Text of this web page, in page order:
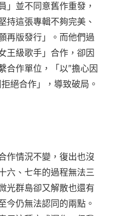
」並不同意舊作重發，
持這張專輯不夠完美、
再版發行」。而他們過
王級歌手」合作，卻因
合作單位，「以”擔心因
絕合作」，導致破局。
作情況不變，復出也沒
六、七年的過程無法三
光群島卻又解散也還有
今仍無法認同的兩點。